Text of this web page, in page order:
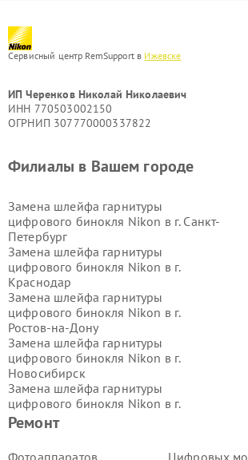
Сервисный центр RemSupport в Ижевске
ИП Черенков Николай Николаевич
ИНН 770503002150
ОГРНИП 307770000337822
Ремонт
Фотоаппаратов Цифровых
Филиалы в Вашем городе
Замена шлейфа гарнитуры
цифрового бинокля Nikon в г. Санкт-
Петербург
Замена шлейфа гарнитуры
цифрового бинокля Nikon в г.
Краснодар
Замена шлейфа гарнитуры
цифрового бинокля Nikon в г.
Ростов-на-Дону
Замена шлейфа гарнитуры
цифрового бинокля Nikon в г.
Новосибирск
Замена шлейфа гарнитуры
цифрового бинокля Nikon в г.
Екатеринбург
цифрового бинокля Nikon в г.
Казань